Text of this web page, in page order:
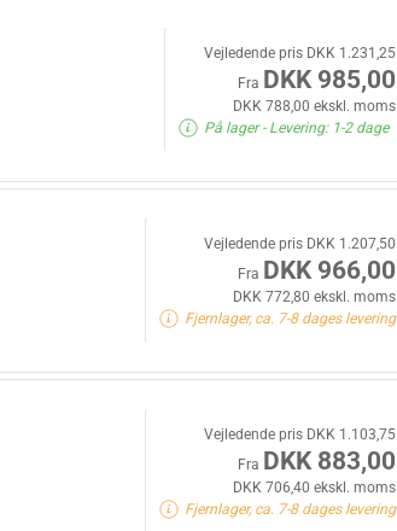
Vejledende pris DKK 1.231,25
Fra DKK 985,00
DKK 788,00 ekskl. moms
På lager- Levering: 1-2 dage
Vejledende pris DKK 1.207,50
Fra DKK 966,00
DKK 772,80 ekskl. moms
Fjernlager, ca. 7-8 dages levering
Vejledende pris DKK 1.103,75
Fra DKK 883,00
DKK 706,40 ekskl. moms
Fjernlager, ca. 7-8 dages levering